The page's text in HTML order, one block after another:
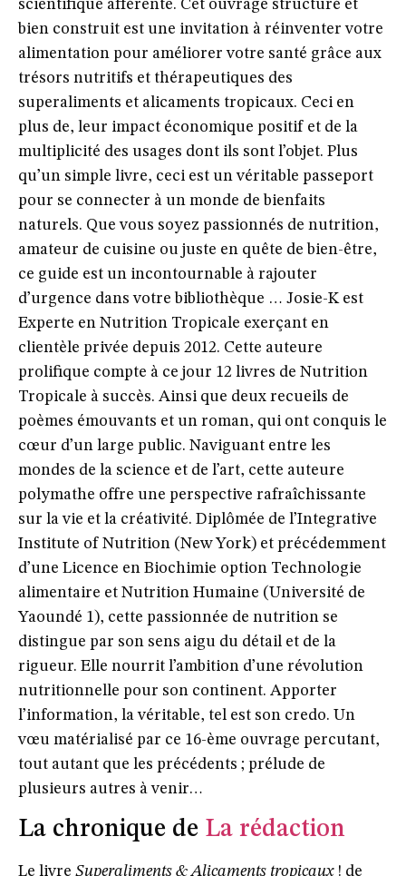
scientifique afférente. Cet ouvrage structuré et
bien construit est une invitation à réinventer votre
alimentation pour améliorer votre santé grâce aux
trésors nutritifs et thérapeutiques des
superaliments et alicaments tropicaux. Ceci en
plus de, leur impact économique positif et de la
multiplicité des usages dont ils sont l’objet. Plus
qu’un simple livre, ceci est un véritable passeport
pour se connecter à un monde de bienfaits
naturels. Que vous soyez passionnés de nutrition,
amateur de cuisine ou juste en quête de bien-être,
ce guide est un incontournable à rajouter
d’urgence dans votre bibliothèque … Josie-K est
Experte en Nutrition Tropicale exerçant en
clientèle privée depuis 2012. Cette auteure
prolifique compte à ce jour 12 livres de Nutrition
Tropicale à succès. Ainsi que deux recueils de
poèmes émouvants et un roman, qui ont conquis le
cœur d’un large public. Naviguant entre les
mondes de la science et de l’art, cette auteure
polymathe offre une perspective rafraîchissante
sur la vie et la créativité. Diplômée de l’Integrative
Institute of Nutrition (New York) et précédemment
d’une Licence en Biochimie option Technologie
alimentaire et Nutrition Humaine (Université de
Yaoundé 1), cette passionnée de nutrition se
distingue par son sens aigu du détail et de la
rigueur. Elle nourrit l’ambition d’une révolution
nutritionnelle pour son continent. Apporter
l’information, la véritable, tel est son credo. Un
vœu matérialisé par ce 16-ème ouvrage percutant,
tout autant que les précédents ; prélude de
plusieurs autres à venir…
La chronique de La rédaction
Le livre Superaliments & Alicaments tropicaux! de